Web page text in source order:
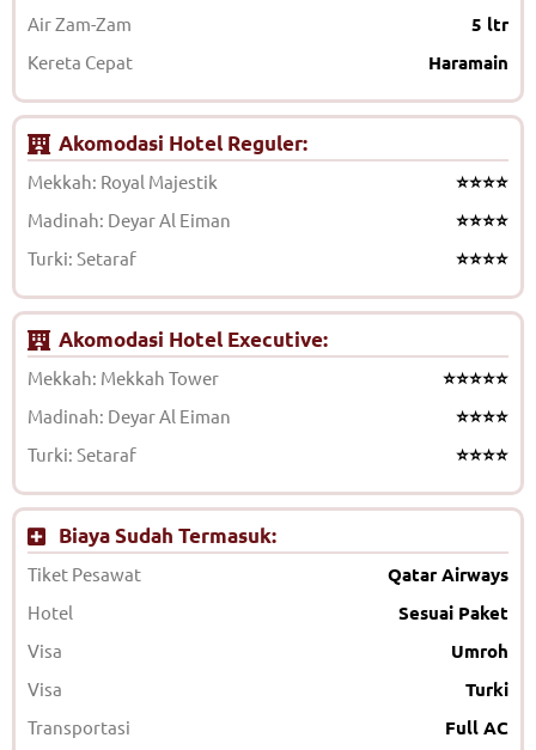
Air Zam-Zam 5 ltr
Kereta Cepat Haramain
Akomodasi Hotel Reguler:
Mekkah: Royal Majestik ⭐⭐⭐⭐
Madinah: Deyar Al Eiman ⭐⭐⭐⭐
Turki: Setaraf ⭐⭐⭐⭐
Akomodasi Hotel Executive:
Mekkah: Mekkah Tower ⭐⭐⭐⭐⭐
Madinah: Deyar Al Eiman ⭐⭐⭐⭐
Turki: Setaraf ⭐⭐⭐⭐
Biaya Sudah Termasuk:
Tiket Pesawat Qatar Airways
Hotel Sesuai Paket
Visa Umroh
Visa Turki
Transportasi Full AC